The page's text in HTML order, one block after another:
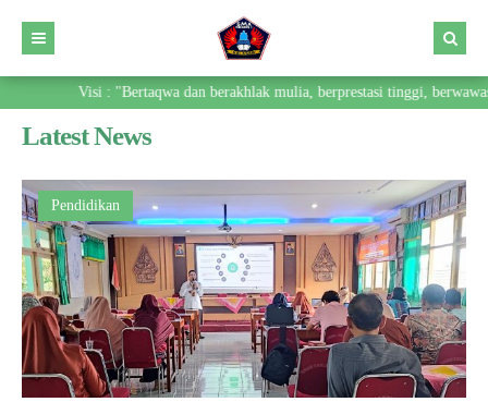
Visi : "Bertaqwa dan berakhlak mulia, berprestasi tinggi,
Latest News
Pendidikan